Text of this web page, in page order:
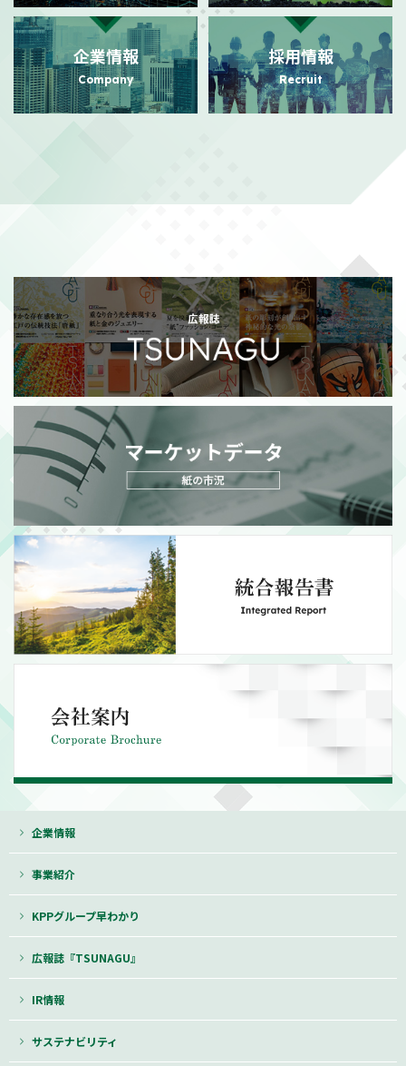
事業基盤拡充に関するお知らせ
（140KB）
2026/07/24 PR
日本におけるビジュアルコミュニケーション事業本格展開に関す
るお知らせ
（156KB）
株主還元強化を目的とした株主優待制度拡充に関するお知らせ
政策保有株式の売却額目標変更に関するお知らせ （111KB）
MORE
企業情報
Company
採用情報
Recruit
企業情報
事業紹介
KPPグループ早わかり
広報誌『TSUNAGU』
IR情報
サステナビリティ